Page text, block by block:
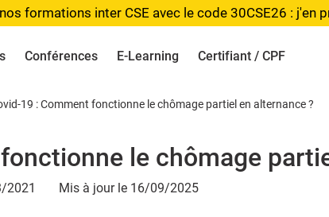
formations inter CSE avec le code 30CSE26 : j'en
Conférences E-Learning Certifiant / CPF
19 : Comment fonctionne le chômage partiel en alternance ?
le chômage
2021 Mis à jour le 16/09/2025